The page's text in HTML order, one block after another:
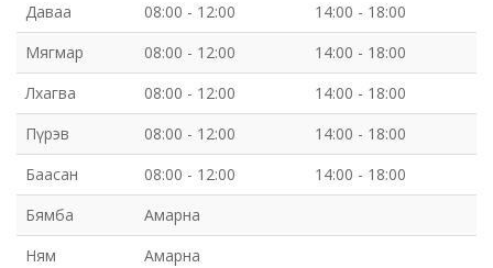
Даваа
08:00 - 12:00
14:00 - 18:00
Мягмар
08:00 - 12:00
14:00 - 18:00
Лхагва
08:00 - 12:00
14:00 - 18:00
Пүрэв
08:00 - 12:00
14:00 - 18:00
Баасан
08:00 - 12:00
14:00 - 18:00
Бямба
Амарна
Ням
Амарна